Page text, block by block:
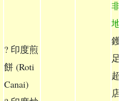
? 印度煎
餅 (Roti
Canai)
非
地
鑊
足
超
店